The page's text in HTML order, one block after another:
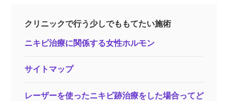
クリニックで行う少しでももてたい施術
ニキビ治療に関係する女性ホルモン
サイトマップ
レーザーを使ったニキビ跡治療をした場合ってど